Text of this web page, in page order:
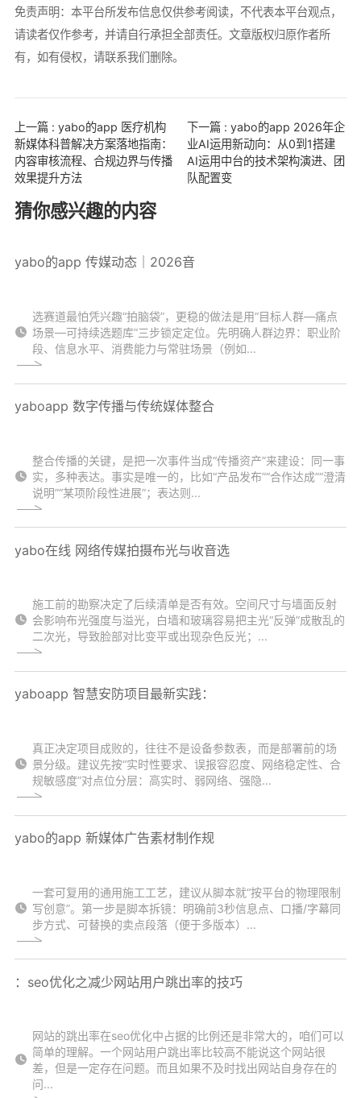
免责声明：本平台所发布信息仅供参考阅读，不代表本平台观点，
请读者仅作参考，并请自行承担全部责任。文章版权归原作者所
有，如有侵权，请联系我们删除。
上一篇 : yabo的app 医疗机构
新媒体科普解决方案落地指南：
内容审核流程、合规边界与传播
效果提升方法
下一篇 : yabo的app 2026年企
业AI运用新动向：从0到1搭建
AI运用中台的技术架构演进、团
队配置变
猜你感兴趣的内容
yabo的app 传媒动态｜2026音
选赛道最怕凭兴趣“拍脑袋”，更稳的做法是用“目标人群—痛点
场景—可持续选题库”三步锁定定位。先明确人群边界：职业阶
段、信息水平、消费能力与常驻场景（例如...
yaboapp 数字传播与传统媒体整合
整合传播的关键，是把一次事件当成“传播资产”来建设：同一事
实，多种表达。事实是唯一的，比如“产品发布”“合作达成”“澄清
说明”“某项阶段性进展”；表达则...
yabo在线 网络传媒拍摄布光与收音选
施工前的勘察决定了后续清单是否有效。空间尺寸与墙面反射
会影响布光强度与溢光，白墙和玻璃容易把主光“反弹”成散乱的
二次光，导致脸部对比变平或出现杂色反光；...
yaboapp 智慧安防项目最新实践：
真正决定项目成败的，往往不是设备参数表，而是部署前的场
景分级。建议先按“实时性要求、误报容忍度、网络稳定性、合
规敏感度”对点位分层：高实时、弱网络、强隐...
yabo的app 新媒体广告素材制作规
一套可复用的通用施工工艺，建议从脚本就“按平台的物理限制
写创意”。第一步是脚本拆镜：明确前3秒信息点、口播/字幕同
步方式、可替换的卖点段落（便于多版本）...
：seo优化之减少网站用户跳出率的技巧
网站的跳出率在seo优化中占据的比例还是非常大的，咱们可以
简单的理解。一个网站用户跳出率比较高不能说这个网站很
差，但是一定存在问题。而且如果不及时找出网站自身存在的
问...